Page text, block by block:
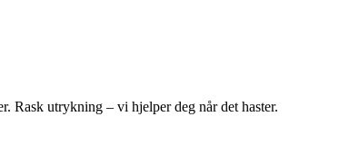
Rask utrykning – vi hjelper deg når det haster.